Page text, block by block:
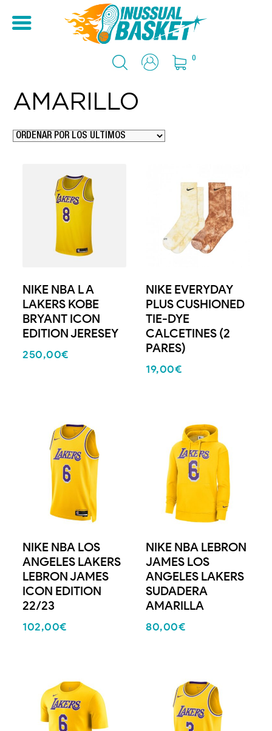
0
AMARILLO
NIKE NBA L A
LAKERS KOBE
BRYANT ICON
EDITION JERESEY
250,00€
NIKE EVERYDAY
PLUS CUSHIONED
TIE-DYE
CALCETINES (2
PARES)
19,00€
NIKE NBA LOS
ANGELES LAKERS
LEBRON JAMES
ICON EDITION
22/23
102,00€
NIKE NBA LEBRON
JAMES LOS
ANGELES LAKERS
SUDADERA
AMARILLA
80,00€